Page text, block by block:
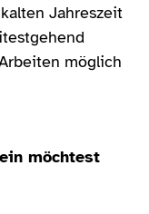
Jahreszeit
möglich
möchtest